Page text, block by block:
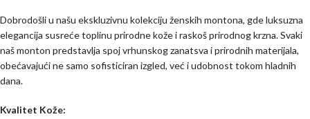
Dobrodošli u našu ekskluzivnu kolekciju ženskih montona, gde luksuzna
elegancija susreće toplinu prirodne kože i raskoš prirodnog krzna. Svaki
naš monton predstavlja spoj vrhunskog zanatsva i prirodnih materijala,
obećavajući ne samo sofisticiran izgled, već i udobnost tokom hladnih
dana.
Kvalitet Kože: